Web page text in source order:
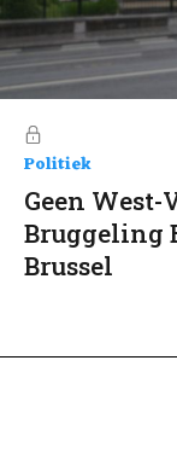
Politiek
Geen
Bruggeling
Brussel